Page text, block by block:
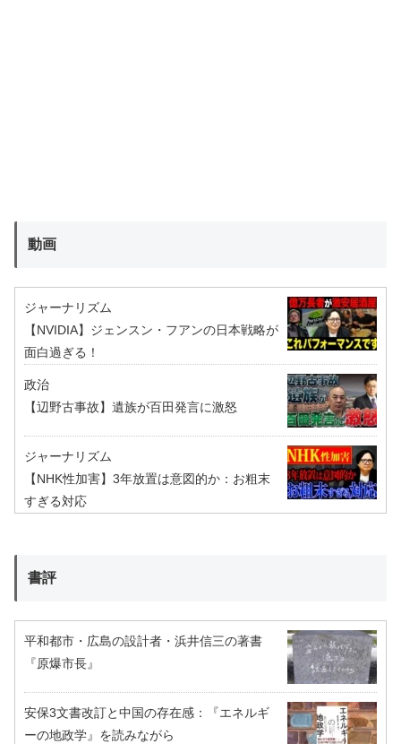
動画
ジャーナリズム
【NVIDIA】ジェンスン・フアンの日本戦略が
面白過ぎる！
政治
【辺野古事故】遺族が百田発言に激怒
ジャーナリズム
【NHK性加害】3年放置は意図的か：お粗末
すぎる対応
書評
平和都市・広島の設計者・浜井信三の著書
『原爆市長』
安保3文書改訂と中国の存在感：『エネルギ
ーの地政学』を読みながら